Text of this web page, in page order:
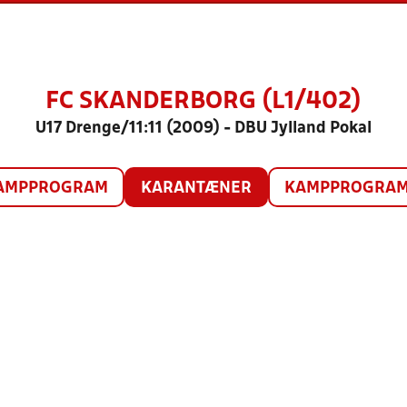
FC SKANDERBORG (L1/402)
U17 Drenge/11:11 (2009) - DBU Jylland Pokal
KARANTÆNER